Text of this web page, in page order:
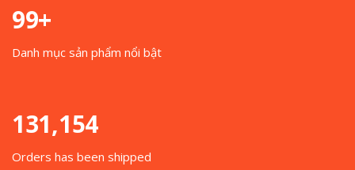
99+
Danh mục sản phẩm nổi bật
131,154
Orders has been shipped